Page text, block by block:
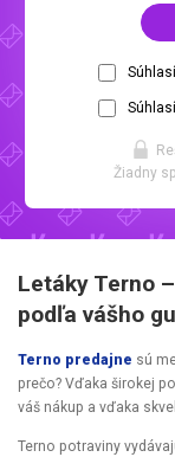
Žiadny
Letáky Terno
podľa vášho
Terno predajne sú
prečo? Vďaka širokej
váš nákup a vďaka
Terno potraviny